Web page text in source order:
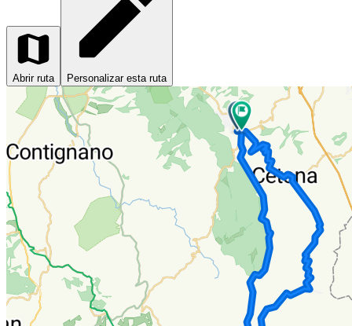
Abrir ruta Personalizar esta ruta